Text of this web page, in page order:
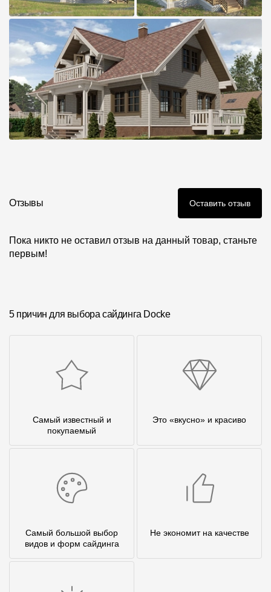
Отзывы Оставить отзыв
Пока никто не оставил отзыв на данный товар, станьте
первым!
5 причин для выбора сайдинга Docke
Самый известный и
покупаемый
Это «вкусно» и красиво
Самый большой выбор
видов и форм сайдинга
Не экономит на качестве